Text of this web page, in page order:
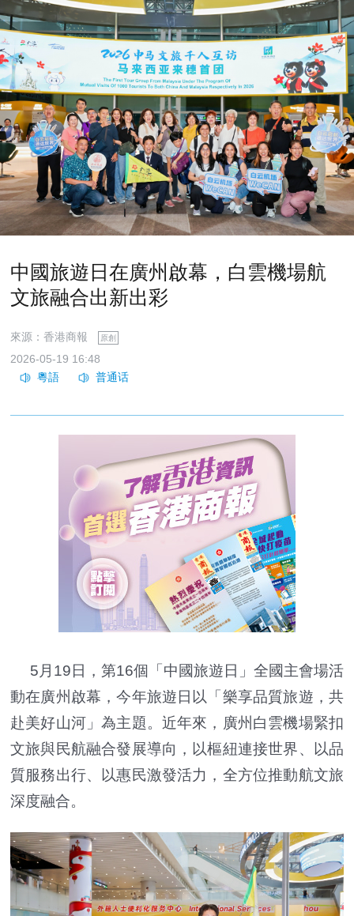
中國旅遊日在廣州啟幕，白雲機場航
文旅融合出新出彩
來源：香港商報 原創
2026-05-19 16:48
5月19日，第16個「中國旅遊日」全國主會場活
動在廣州啟幕，今年旅遊日以「樂享品質旅遊，共
赴美好山河」為主題。近年來，廣州白雲機場緊扣
文旅與民航融合發展導向，以樞紐連接世界、以品
質服務出行、以惠民激發活力，全方位推動航文旅
深度融合。